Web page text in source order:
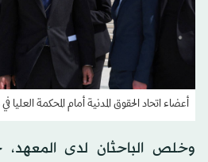
أعضاء اتحاد الحقوق المدنية أمام المحكمة العليا
وخلص الباحثان لدى المعهد،